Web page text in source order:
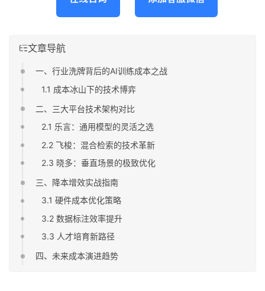
文章导航
一、行业洗牌背后的AI训练成本之战
1.1 成本冰山下的技术博弈
二、三大平台技术架构对比
2.1 乐言：通用模型的灵活之选
2.2 飞梭：混合检索的技术革新
2.3 晓多：垂直场景的极致优化
三、降本增效实战指南
3.1 硬件成本优化策略
3.2 数据标注效率提升
3.3 人才培育新路径
四、未来成本演进趋势